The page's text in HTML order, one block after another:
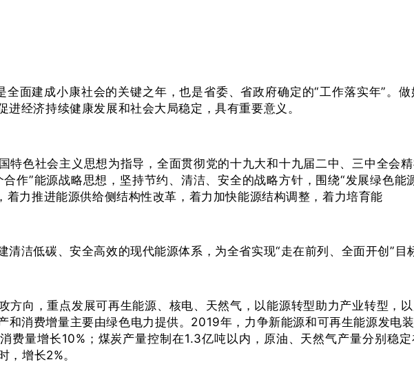
面建成小康社会的关键之年，也是省委、省政府确定的“工作落实年”。
经济持续健康发展和社会大局稳定，具有重要意义。
特色社会主义思想为指导，全面贯彻党的十九大和十九届二中、三中全会
作”能源战略思想，坚持节约、清洁、安全的战略方针，围绕“发展绿色
着力推进能源供给侧结构性改革，着力加快能源结构调整，着力培育能
洁低碳、安全高效的现代能源体系，为全省实现“走在前列、全面开创”目
方向，重点发展可再生能源、核电、天然气，以能源转型助力产业转型，
和消费增量主要由绿色电力提供。2019年，力争新能源和可再生能源发电
费量增长10%；煤炭产量控制在1.3亿吨以内，原油、天然气产量分别
增长2%。